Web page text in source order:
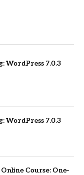
WordPress 7.0.3
WordPress 7.0.3
Course: One-